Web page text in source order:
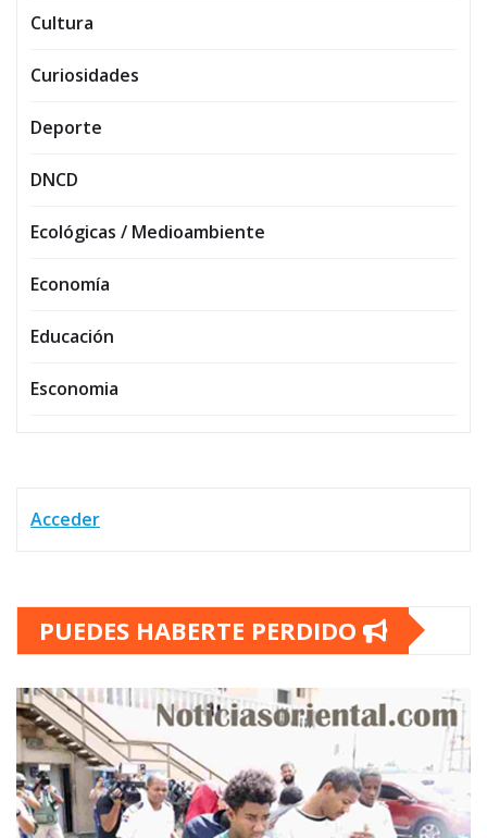
Cultura
Curiosidades
Deporte
DNCD
Ecológicas / Medioambiente
Economía
Educación
Esconomia
Acceder
PUEDES HABERTE PERDIDO